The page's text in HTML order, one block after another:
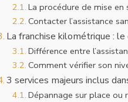
La procédure de mise
Contacter l’assistance
La franchise kilométrique :
Différence entre
Comment vérifier son
3 services majeurs inclus
Dépannage sur place ou